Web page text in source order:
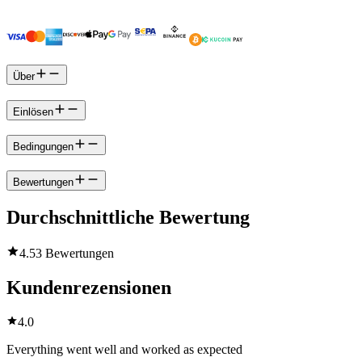
Über
Einlösen
Bedingungen
Bewertungen
Durchschnittliche Bewertung
4.53 Bewertungen
Kundenrezensionen
4.0
Everything went well and worked as expected